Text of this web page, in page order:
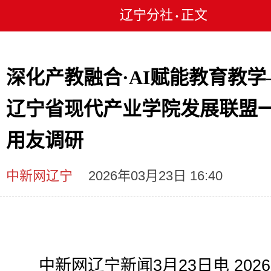
辽宁分社 • 正文
深化产教融合·AI赋能教育教
辽宁省现代产业学院发展联盟
用友调研
中新网辽宁 2026年03月23日 16:40
中新网辽宁新闻3月23日电 2026